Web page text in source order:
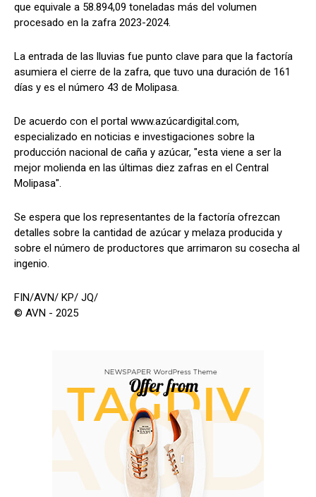
que equivale a 58.894,09 toneladas más del volumen
procesado en la zafra 2023-2024.
La entrada de las lluvias fue punto clave para que la factoría
asumiera el cierre de la zafra, que tuvo una duración de 161
días y es el número 43 de Molipasa.
De acuerdo con el portal www.azúcardigital.com,
especializado en noticias e investigaciones sobre la
producción nacional de caña y azúcar, "esta viene a ser la
mejor molienda en las últimas diez zafras en el Central
Molipasa".
Se espera que los representantes de la factoría ofrezcan
detalles sobre la cantidad de azúcar y melaza producida y
sobre el número de productores que arrimaron su cosecha al
ingenio.
FIN/AVN/ KP/ JQ/
© AVN - 2025